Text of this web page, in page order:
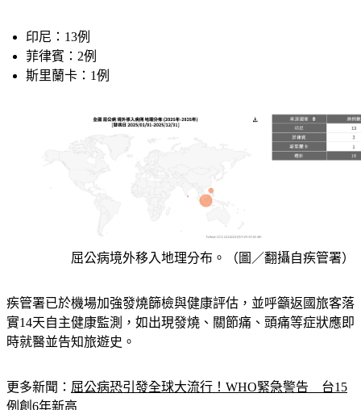
印尼：13例
菲律賓：2例
斯里蘭卡：1例
屈公病境外移入地理分布。（圖／翻攝自疾管署）
疾管署已於機場加強發燒篩檢與健康評估，並呼籲返國旅客落
實14天自主健康監測，如出現發燒、關節痛、頭痛等症狀應即
時就醫並告知旅遊史。
更多新聞： 屈公病恐引發全球大流行！WHO緊急警告　台15
例創6年新高